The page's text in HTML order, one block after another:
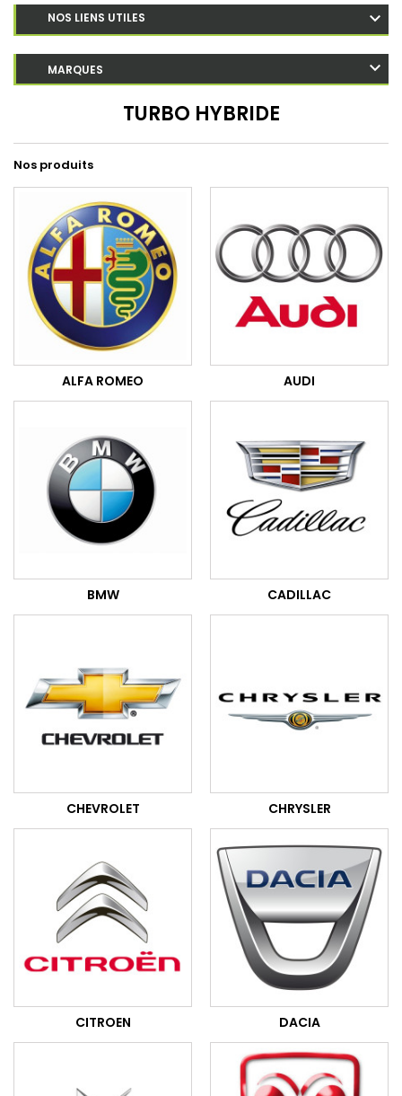
NOS LIENS UTILES
MARQUES
TURBO HYBRIDE
Nos produits
ALFA ROMEO AUDI
BMW CADILLAC
CHEVROLET CHRYSLER
CITROEN DACIA